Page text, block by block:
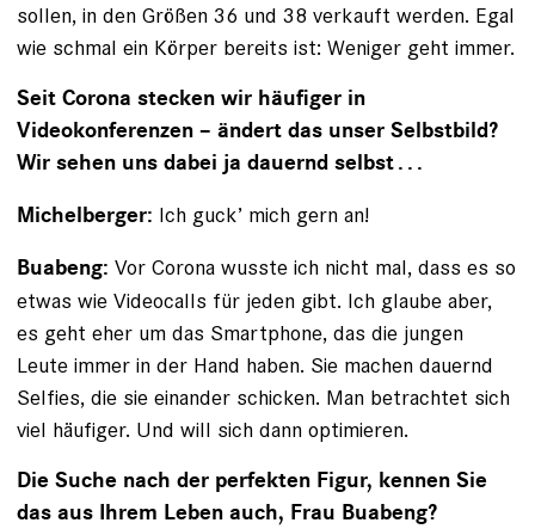
sollen, in den Größen 36 und 38 verkauft werden. Egal
wie schmal ein Körper bereits ist: Weniger geht immer.
Seit Corona stecken wir häufiger in
Videokonferenzen – ändert das unser Selbstbild?
Wir sehen uns dabei ja ­dauernd selbst . . .
Michelberger: Ich guck’ mich gern an!
Buabeng: Vor Corona wusste ich nicht mal, dass es so
­etwas wie Videocalls für jeden gibt. Ich glaube aber,
es geht eher um das Smartphone, das die jungen
Leute ­immer in der Hand haben. Sie machen dauernd
Selfies, die sie einander schicken. Man betrachtet sich
viel häufiger. Und will sich dann optimieren.
Die Suche nach der perfekten Figur, kennen Sie
das aus Ihrem Leben auch, Frau Buabeng?